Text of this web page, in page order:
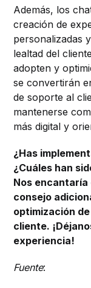
Además, los
creación de
personalizadas
lealtad del
adopten y
se convertirán
de soporte al
mantenerse
más digital y
¿Has
¿Cuáles han
Nos
consejo
optimización
cliente.
experiencia!
Fuente: